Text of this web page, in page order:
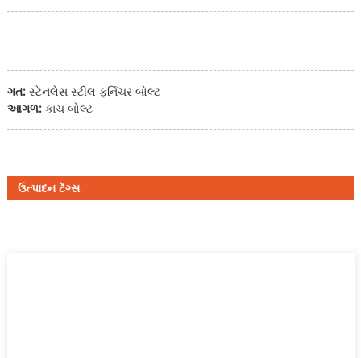
ગત: સ્ટેનલેસ સ્ટીલ ફર્નિચર બોલ્ટ
આગળ: કાચ બોલ્ટ
ઉત્પાદન ટૅગ્સ